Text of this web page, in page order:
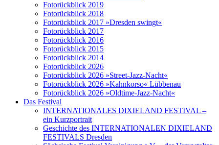
Fotorückblick 2019
Fotorückblick 2018
Fotorückblick 2017 »Dresden swingt«
Fotorückblick 2017
Fotorückblick 2016
Fotorückblick 2015
Fotorückblick 2014
Fotorückblick 2026
Fotorückblick 2026 »Street-Jazz-Nacht«
Fotorückblick 2026 »Kahnkorso« Lübbenau
Fotorückblick 2026 »Oldtime-Jazz-Nacht«
Das Festival
INTERNATIONALES DIXIELAND FESTIVAL –
ein Kurzportrait
Geschichte des INTERNATIONALEN DIXIELAND
FESTIVALS Dresden